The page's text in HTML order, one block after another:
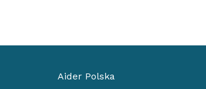
Aider Polska